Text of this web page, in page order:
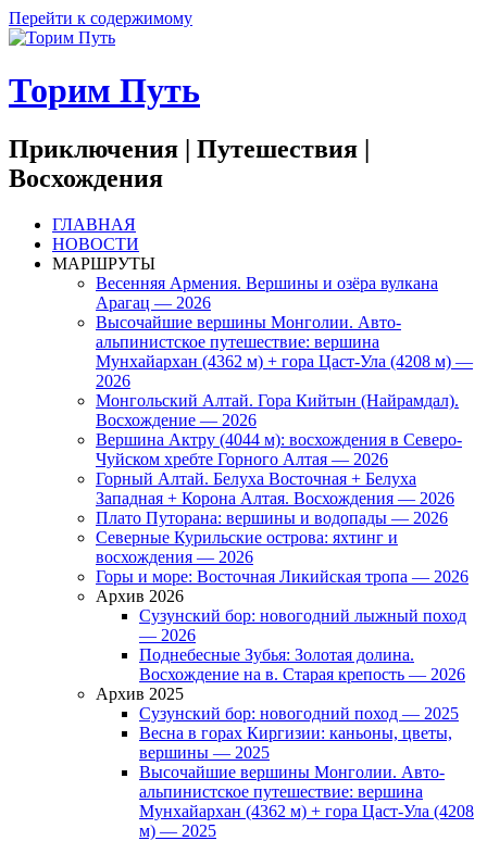
Перейти к содержимому
Торим Путь
Приключения | Путешествия |
Восхождения
ГЛАВНАЯ
НОВОСТИ
МАРШРУТЫ
Весенняя Армения. Вершины и озёра вулкана
Арагац — 2026
Высочайшие вершины Монголии. Авто-
альпинистское путешествие: вершина
Мунхайархан (4362 м) + гора Цаст-Ула (4208 м) —
2026
Монгольский Алтай. Гора Кийтын (Найрамдал).
Восхождение — 2026
Вершина Актру (4044 м): восхождения в Северо-
Чуйском хребте Горного Алтая — 2026
Горный Алтай. Белуха Восточная + Белуха
Западная + Корона Алтая. Восхождения — 2026
Плато Путорана: вершины и водопады — 2026
Северные Курильские острова: яхтинг и
восхождения — 2026
Горы и море: Восточная Ликийская тропа — 2026
Архив 2026
Сузунский бор: новогодний лыжный поход
— 2026
Поднебесные Зубья: Золотая долина.
Восхождение на в. Старая крепость — 2026
Архив 2025
Сузунский бор: новогодний поход — 2025
Весна в горах Киргизии: каньоны, цветы,
вершины — 2025
Высочайшие вершины Монголии. Авто-
альпинистское путешествие: вершина
Мунхайархан (4362 м) + гора Цаст-Ула (4208
м) — 2025